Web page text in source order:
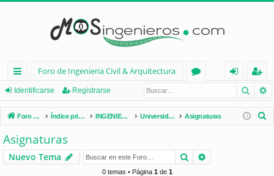
nl
ac
es
rá
pi
Foro de Ingenieria Civil & Arquitectura
os
nt
ifi
eg
ist
ra
Identificarse Registrarse
Foro de Ingenieria Civil & Arquitectura Índice principal INGENIERÍA CIVIL (España) Universidades de España Asignaturas
Asignaturas
Nuevo Tema Buscar
0 temas • Página 1de 1